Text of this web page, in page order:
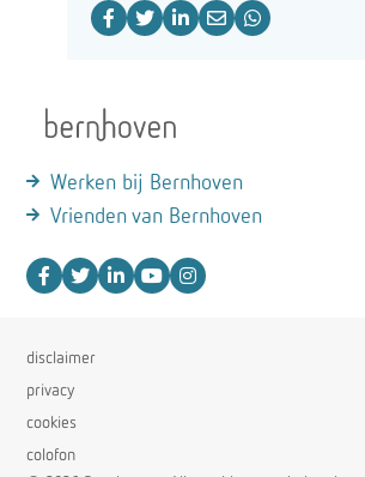
Werken bij Bernhoven
Vrienden van Bernhoven
disclaimer
privacy
cookies
colofon